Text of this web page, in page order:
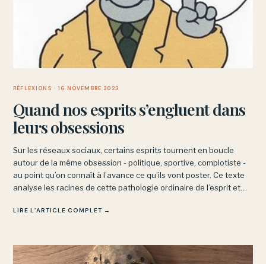
RÉFLEXIONS · 16 NOVEMBRE 2023
Quand nos esprits s’engluent dans
leurs obsessions
Sur les réseaux sociaux, certains esprits tournent en boucle
autour de la même obsession - politique, sportive, complotiste -
au point qu’on connaît à l’avance ce qu’ils vont poster. Ce texte
analyse les racines de cette pathologie ordinaire de l’esprit et
LIRE L’ARTICLE COMPLET →